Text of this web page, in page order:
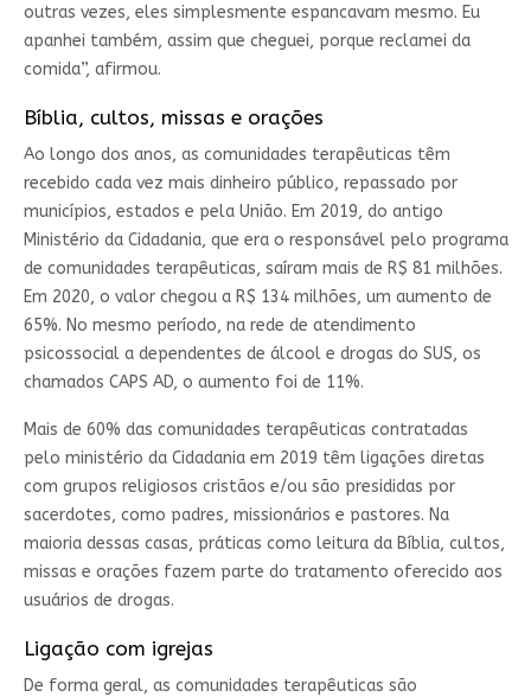
outras vezes, eles simplesmente espancavam mesmo. Eu
apanhei também, assim que cheguei, porque reclamei da
comida”, afirmou.
Bíblia, cultos, missas e orações
Ao longo dos anos, as comunidades terapêuticas têm
recebido cada vez mais dinheiro público, repassado por
municípios, estados e pela União. Em 2019, do antigo
Ministério da Cidadania, que era o responsável pelo programa
de comunidades terapêuticas, saíram mais de R$ 81 milhões.
Em 2020, o valor chegou a R$ 134 milhões, um aumento de
65%. No mesmo período, na rede de atendimento
psicossocial a dependentes de álcool e drogas do SUS, os
chamados CAPS AD, o aumento foi de 11%.
Mais de 60% das comunidades terapêuticas contratadas
pelo ministério da Cidadania em 2019 têm ligações diretas
com grupos religiosos cristãos e/ou são presididas por
sacerdotes, como padres, missionários e pastores. Na
maioria dessas casas, práticas como leitura da Bíblia, cultos,
missas e orações fazem parte do tratamento oferecido aos
usuários de drogas.
Ligação com igrejas
De forma geral, as comunidades terapêuticas são